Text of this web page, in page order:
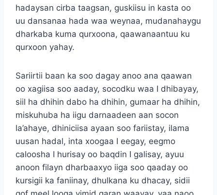
hadaysan cirba taagsan, guskiisu in kasta oo
uu dansanaa hada waa weynaa, mudanahaygu
dharkaba kuma qurxoona, qaawanaantuu ku
qurxoon yahay.
Sariirtii baan ka soo dagay anoo ana qaawan
oo xagiisa soo aaday, socodku waa I dhibayay,
siil ha dhihin dabo ha dhihin, gumaar ha dhihin,
miskuhuba ha iigu darnaadeen aan socon
la’ahaye, dhiniciisa ayaan soo fariistay, ilama
uusan hadal, inta xoogaa I eegay, eegmo
caloosha I hurisay oo baqdin I galisay, ayuu
anoon filayn dharbaaxyo iiga soo qaaday oo
kursigii ka faniinay, dhulkana ku dhacay, sidii